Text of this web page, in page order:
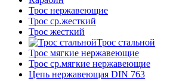
Трос нержавеющие
Трос ср.жесткий
Трос жесткий
Трос стальной
Трос мягкие нержавеющие
Трос ср.мягкие нержавеющие
Цепь нержавеющая DIN 763